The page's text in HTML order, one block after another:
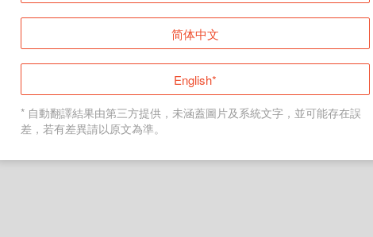
返回首頁
简体中文
English*
* 自動翻譯結果由第三方提供，未涵蓋圖片及系統文字，並可能存在誤
差，若有差異請以原文為準。